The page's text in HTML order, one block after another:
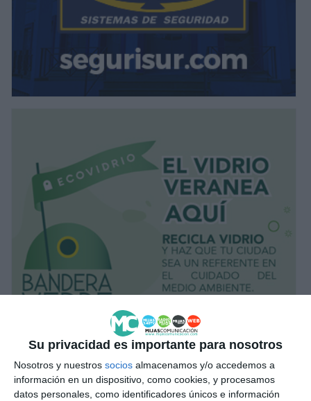
Su privacidad es importante para nosotros
Nosotros y nuestros socios almacenamos y/o accedemos a
información en un dispositivo, como cookies, y procesamos
datos personales, como identificadores únicos e información